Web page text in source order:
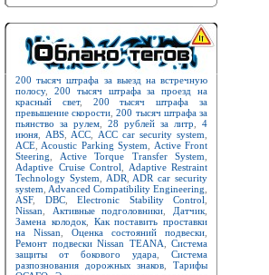
200 тысяч штрафа за выезд на встречную
полосу, 200 тысяч штрафа за проезд на
красный свет, 200 тысяч штрафа за
превышение скорости ,200 тысяч штрафа за
пьянство за рулем
28 рублей за литр
4
июня
ABS ACC ACC car security system
ACE Acoustic Parking System
Active Front
Steering
Active Torque Transfer System
Adaptive Cruise Control
Adaptive Restraint
Technology System
ADR
ADR car security
system Advanced Compatibility Engineering
ASF, DBC, Electronic Stability Control
Nissan
Активные подголовники Датчик
Замена колодок, Как поставить проставки
на Nissan
Оценка состояний подвески
Ремонт подвески Nissan TEANA
Система
защиты от бокового удара
Система
разпознования дорожных знаков ,Тарифы